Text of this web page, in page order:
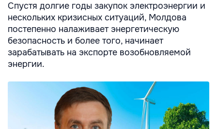
Спустя долгие годы закупок электроэнергии и
нескольких кризисных ситуаций, Молдова
постепенно налаживает энергетическую
безопасность и более того, начинает
зарабатывать на экспорте возобновляемой
энергии.